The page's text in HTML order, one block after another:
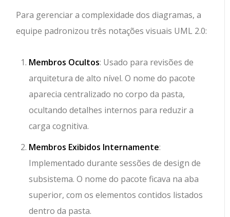
Para gerenciar a complexidade dos diagramas, a
equipe padronizou três notações visuais UML 2.0:
Membros Ocultos: Usado para revisões de
arquitetura de alto nível. O nome do pacote
aparecia centralizado no corpo da pasta,
ocultando detalhes internos para reduzir a
carga cognitiva.
Membros Exibidos Internamente:
Implementado durante sessões de design de
subsistema. O nome do pacote ficava na aba
superior, com os elementos contidos listados
dentro da pasta.